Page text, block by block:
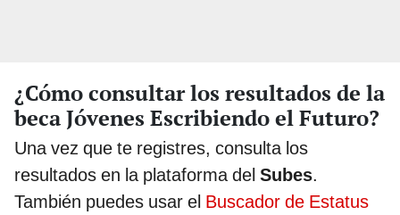
¿Cómo consultar los resultados de la
beca Jóvenes Escribiendo el Futuro?
Una vez que te registres, consulta los
resultados en la plataforma del Subes.
También puedes usar el Buscador de Estatus